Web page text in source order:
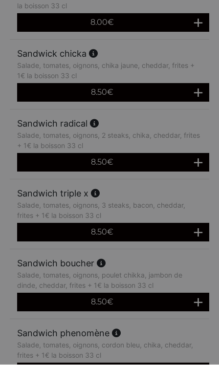
la boisson 33 cl
8.00€
Sandwick chicka
Salade, tomates, oignons, chika jaune, cheddar, frites +
1€ la boisson 33 cl
8.50€
Sandwich radical
Salade, tomates, oignons, 2 steaks, chika, cheddar, frites
+ 1€ la boisson 33 cl
8.50€
Sandwich triple x
Salade, tomates, oignons, 3 steaks, bacon, cheddar,
frites + 1€ la boisson 33 cl
8.50€
Sandwich boucher
Salade, tomates, oignons, poulet chikka, jambon de
dinde, cheddar, frites + 1€ la boisson 33 cl
8.50€
Sandwich phenomène
Salade, tomates, oignons, cordon bleu, chika, cheddar,
frites + 1€ la boisson 33 cl